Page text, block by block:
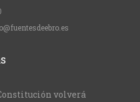
volverá